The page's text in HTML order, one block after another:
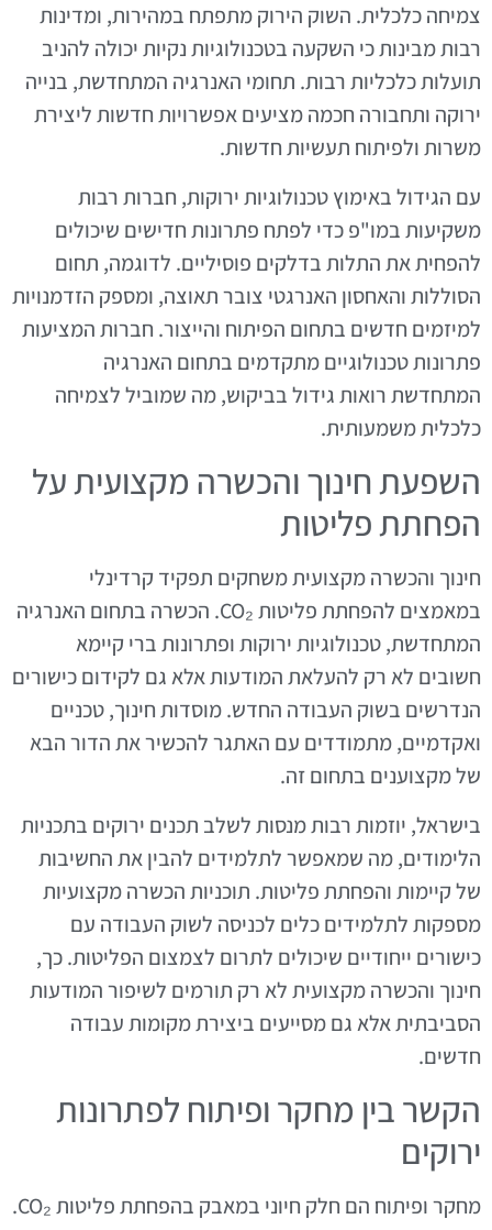
צמיחה כלכלית. השוק הירוק מתפתח במהירות, ומדינות
רבות מבינות כי השקעה בטכנולוגיות נקיות יכולה להניב
תועלות כלכליות רבות. תחומי האנרגיה המתחדשת, בנייה
ירוקה ותחבורה חכמה מציעים אפשרויות חדשות ליצירת
משרות ולפיתוח תעשיות חדשות.
עם הגידול באימוץ טכנולוגיות ירוקות, חברות רבות
משקיעות במו"פ כדי לפתח פתרונות חדישים שיכולים
להפחית את התלות בדלקים פוסיליים. לדוגמה, תחום
הסוללות והאחסון האנרגטי צובר תאוצה, ומספק הזדמנויות
למיזמים חדשים בתחום הפיתוח והייצור. חברות המציעות
פתרונות טכנולוגיים מתקדמים בתחום האנרגיה
המתחדשת רואות גידול בביקוש, מה שמוביל לצמיחה
כלכלית משמעותית.
השפעת חינוך והכשרה מקצועית על
הפחתת פליטות
חינוך והכשרה מקצועית משחקים תפקיד קרדינלי
במאמצים להפחתת פליטות CO₂. הכשרה בתחום האנרגיה
המתחדשת, טכנולוגיות ירוקות ופתרונות ברי קיימא
חשובים לא רק להעלאת המודעות אלא גם לקידום כישורים
הנדרשים בשוק העבודה החדש. מוסדות חינוך, טכניים
ואקדמיים, מתמודדים עם האתגר להכשיר את הדור הבא
של מקצוענים בתחום זה.
בישראל, יוזמות רבות מנסות לשלב תכנים ירוקים בתכניות
הלימודים, מה שמאפשר לתלמידים להבין את החשיבות
של קיימות והפחתת פליטות. תוכניות הכשרה מקצועיות
מספקות לתלמידים כלים לכניסה לשוק העבודה עם
כישורים ייחודיים שיכולים לתרום לצמצום הפליטות. כך,
חינוך והכשרה מקצועית לא רק תורמים לשיפור המודעות
הסביבתית אלא גם מסייעים ביצירת מקומות עבודה
חדשים.
הקשר בין מחקר ופיתוח לפתרונות
ירוקים
מחקר ופיתוח הם חלק חיוני במאבק בהפחתת פליטות CO₂.